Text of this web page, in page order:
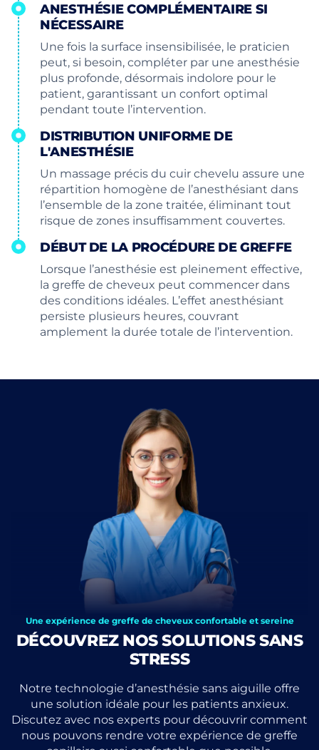
ANESTHÉSIE COMPLÉMENTAIRE SI
NÉCESSAIRE
Une fois la surface insensibilisée, le praticien
peut, si besoin, compléter par une anesthésie
plus profonde, désormais indolore pour le
patient, garantissant un confort optimal
pendant toute l’intervention.
DISTRIBUTION UNIFORME DE
L'ANESTHÉSIE
Un massage précis du cuir chevelu assure une
répartition homogène de l’anesthésiant dans
l’ensemble de la zone traitée, éliminant tout
risque de zones insuffisamment couvertes.
DÉBUT DE LA PROCÉDURE DE GREFFE
Lorsque l’anesthésie est pleinement effective,
la greffe de cheveux peut commencer dans
des conditions idéales. L’effet anesthésiant
persiste plusieurs heures, couvrant
amplement la durée totale de l’intervention.
Une expérience de greffe de cheveux confortable et sereine
DÉCOUVREZ NOS SOLUTIONS SANS
STRESS
Notre technologie d’anesthésie sans aiguille offre
une solution idéale pour les patients anxieux.
Discutez avec nos experts pour découvrir comment
nous pouvons rendre votre expérience de greffe